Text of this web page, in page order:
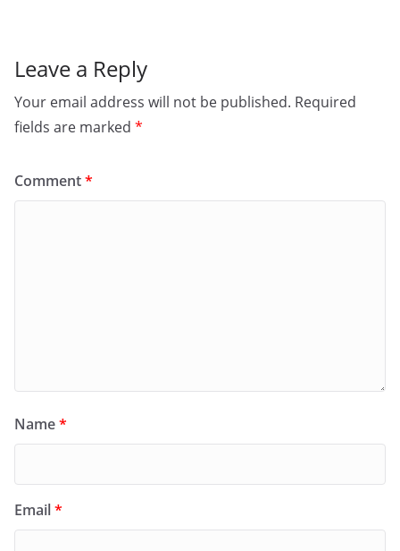
Leave a Reply
Your email address will not be published. Required
fields are marked *
Comment*
Name*
Email*